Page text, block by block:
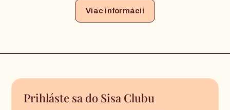
Viac informácii
Prihláste sa do Sisa Clubu